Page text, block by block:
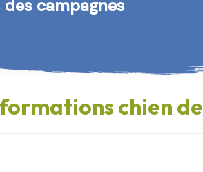
des campagnes
chien